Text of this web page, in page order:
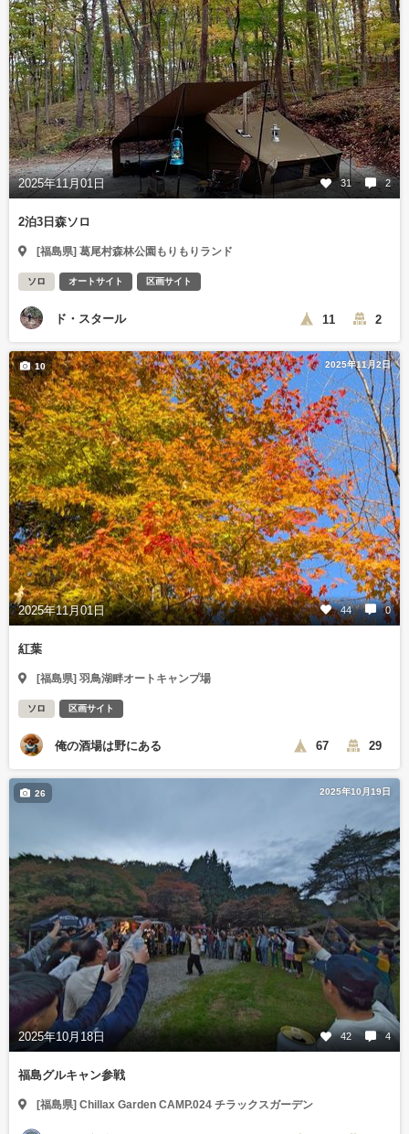
2025年11月01日 31 2
2泊3日森ソロ
[福島県] 葛尾村森林公園もりもりランド
ソロ オートサイト 区画サイト
ド・スタール 11 2
2025年11月2日
2025年11月01日 44 0
10
紅葉
[福島県] 羽鳥湖畔オートキャンプ場
ソロ 区画サイト
俺の酒場は野にある 67 29
2025年10月19日
2025年10月18日 42 4
26
福島グルキャン参戦
[福島県] Chillax Garden CAMP.024 チラックスガーデン